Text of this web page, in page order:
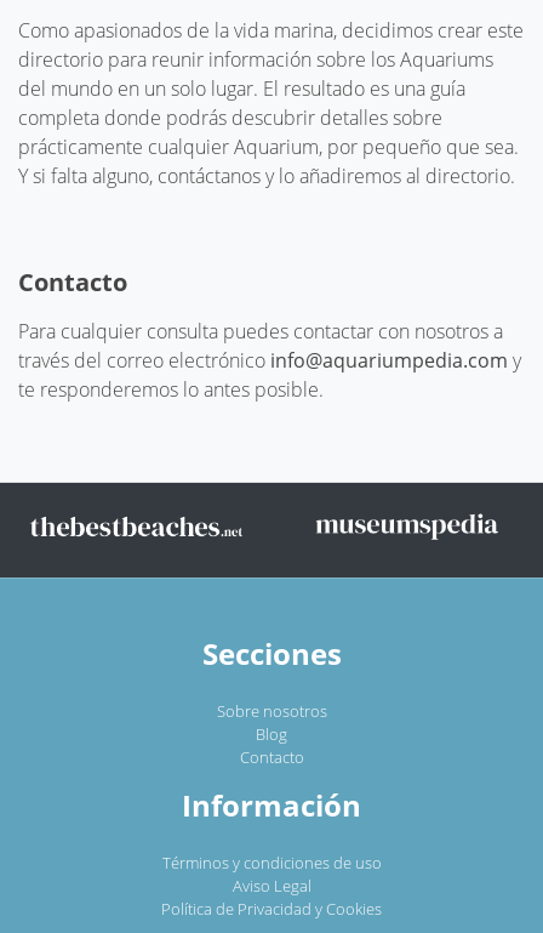
Como apasionados de la vida marina, decidimos crear este
directorio para reunir información sobre los Aquariums
del mundo en un solo lugar. El resultado es una guía
completa donde podrás descubrir detalles sobre
prácticamente cualquier Aquarium, por pequeño que sea.
Y si falta alguno, contáctanos y lo añadiremos al directorio.
Contacto
Para cualquier consulta puedes contactar con nosotros a
través del correo electrónico info@aquariumpedia.com y
te responderemos lo antes posible.
Secciones
Sobre nosotros
Blog
Contacto
Información
Términos y condiciones de uso
Aviso Legal
Política de Privacidad y Cookies